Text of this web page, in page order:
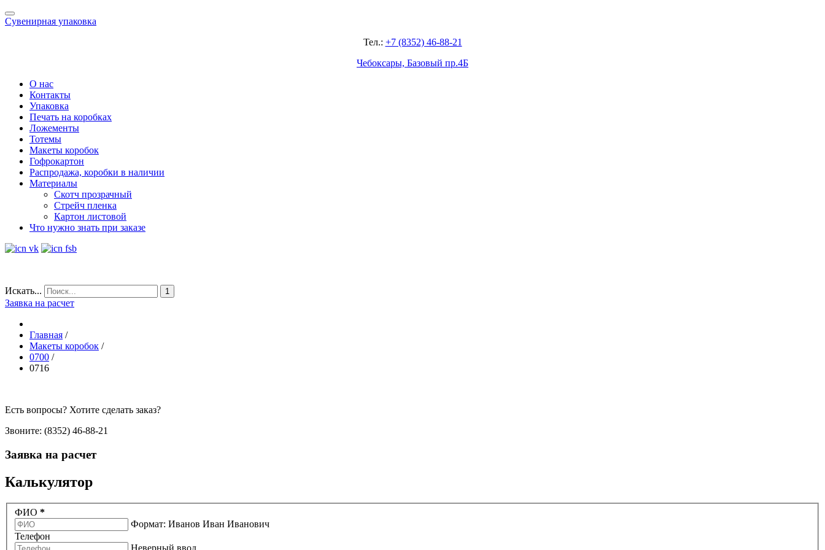
Сувенирная упаковка
Тел.: +7 (8352) 46-88-21
Чебоксары, Базовый пр.4Б
О нас
Контакты
Упаковка
Печать на коробках
Ложементы
Тотемы
Макеты коробок
Гофрокартон
Распродажа, коробки в наличии
Материалы
Скотч прозрачный
Стрейч пленка
Картон листовой
Что нужно знать при заказе
Искать... 1
Заявка на расчет
Главная /
Макеты коробок /
0700 /
0716
Есть вопросы? Хотите сделать заказ?
Звоните: (8352) 46-88-21
Заявка на расчет
Калькулятор
ФИО *
Формат: Иванов Иван Иванович
Телефон